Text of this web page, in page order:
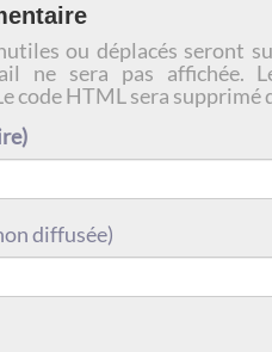
ou déplacés seront
ne sera pas affichée.
code HTML sera supprimé
diffusée)